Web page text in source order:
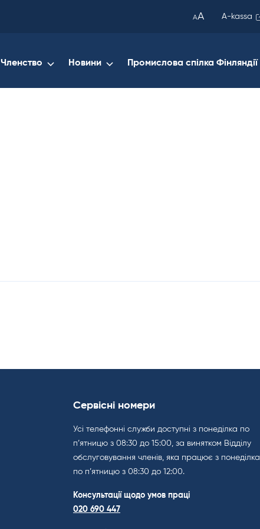
AA A-kassa
Членство Новини Промислова спілка Фінляндії
your
clipboard.)
Сервісні номери
Усі телефонні служби доступні з понеділка по
п’ятницю з 08:30 до 15:00, за винятком Відділу
обслуговування членів, яка працює з понеділка
по п’ятницю з 08:30 до 12:00.
Консультації щодо умов праці
020 690 447